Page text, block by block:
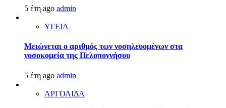
5 έτη ago admin
ΥΓΕΙΑ
Μειώνεται ο αριθμός των νοσηλευομένων στα
νοσοκομεία της Πελοποννήσου
5 έτη ago admin
ΑΡΓΟΛΙΔΑ